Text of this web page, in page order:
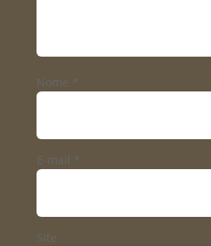
Nome *
E-mail *
Site